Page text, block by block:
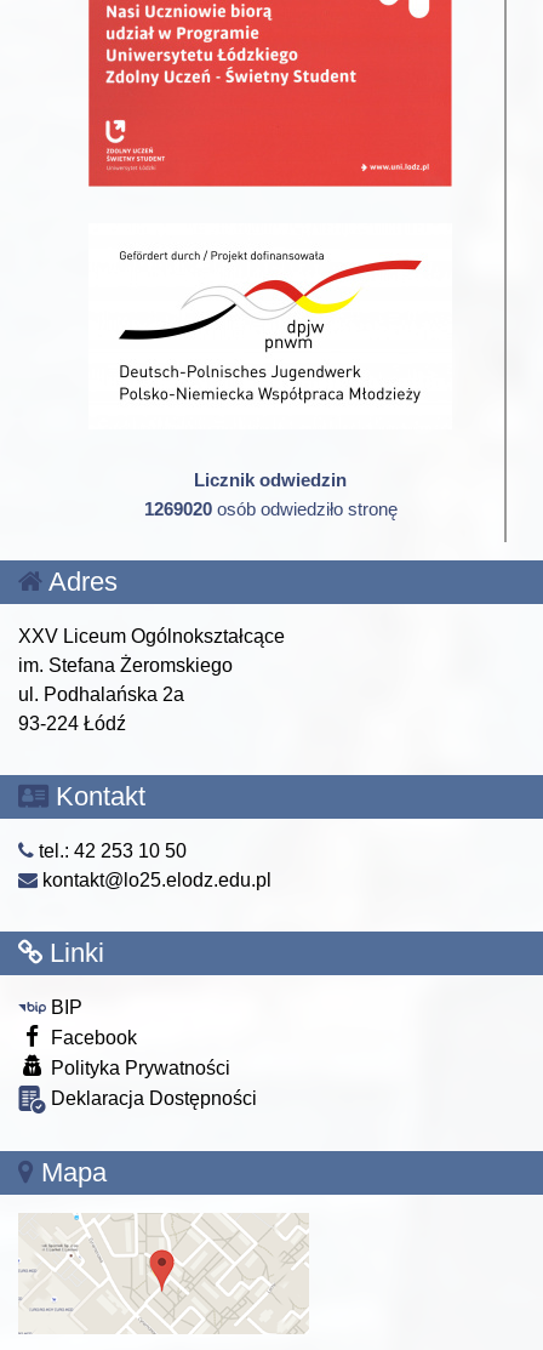
Licznik odwiedzin
1269020osób odwiedziło stronę
Adres
XXV Liceum Ogólnokształcące
im. Stefana Żeromskiego
ul. Podhalańska 2a
93-224 Łódź
Kontakt
tel.: 42 253 10 50
kontakt@lo25.elodz.edu.pl
Linki
BIP
Facebook
Polityka Prywatności
Deklaracja Dostępności
Mapa